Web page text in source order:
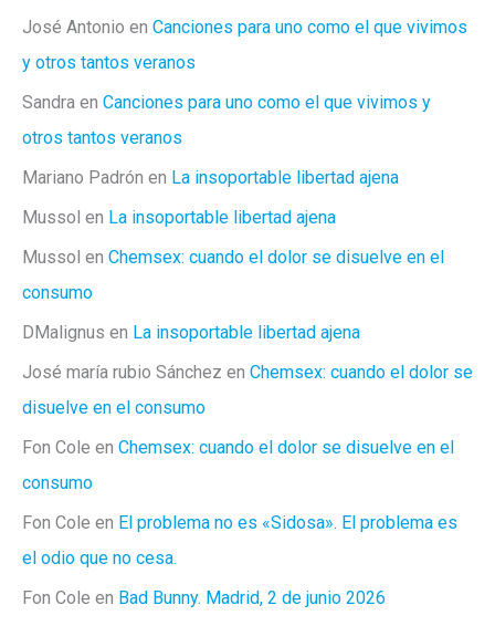
José Antonio en Canciones para uno como el que vivimos
y otros tantos veranos
Sandra en Canciones para uno como el que vivimos y
otros tantos veranos
Mariano Padrón en La insoportable libertad ajena
Mussol en La insoportable libertad ajena
Mussol en Chemsex: cuando el dolor se disuelve en el
consumo
DMalignus en La insoportable libertad ajena
José maría rubio Sánchez en Chemsex: cuando el dolor se
disuelve en el consumo
Fon Cole en Chemsex: cuando el dolor se disuelve en el
consumo
Fon Cole en El problema no es «Sidosa». El problema es
el odio que no cesa.
Fon Cole en Bad Bunny. Madrid, 2 de junio 2026